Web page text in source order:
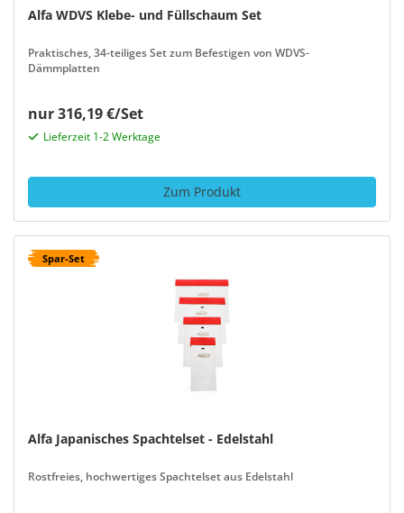
Alfa WDVS Klebe- und Füllschaum Set
Praktisches, 34-teiliges Set zum Befestigen von WDVS-
Dämmplatten
nur 316,19 €/Set
Lieferzeit 1-2 Werktage
Zum Produkt
Spar-Set
Alfa Japanisches Spachtelset - Edelstahl
Rostfreies, hochwertiges Spachtelset aus Edelstahl